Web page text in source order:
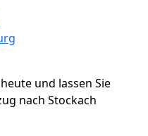
und lassen Sie
nach Stockach